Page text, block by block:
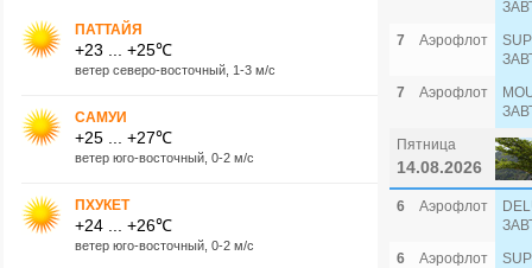
ПАТТАЙЯ
+23 ... +25℃
ветер северо-восточный, 1-3 м/с
САМУИ
+25 ... +27℃
ветер юго-восточный, 0-2 м/с
ПХУКЕТ
+24 ... +26℃
ветер юго-восточный, 0-2 м/с
7
Аэрофлот
7
Аэрофлот
Пятница
14.08.2026
6 Аэрофлот
6
Аэрофлот